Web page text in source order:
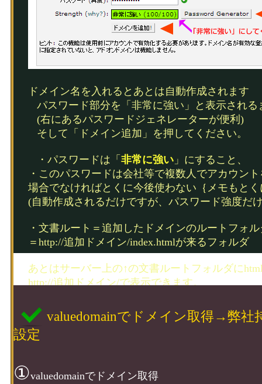
ドメイン名を入れるとあとは自動作成されます
パスワード部分を「非常に強い」と表示される
(右にあるパスワードジェネレーターが便利)
そして「ドメイン追加」を押してください。
・パスワードは「 非常に強い 」にすること、
・このパスワードは会社等で複数人でアカウン
場合でなければとくに今後使わない｛メモもと
(自動作成されるだけですが、パスワード強度だ
・文書ルート＝追加したドメインのルートフォル
＝http://追加ドメイン/index.htmlが来るフォルダ
あとはサーバー上の↑の文書ルートフォルダに
http://追加ドメイン/で表示できます。
お名前.comでドメイン取得→Storage-Serviceでの
valuedomainでドメイン取得→弊社
設定
①valuedomainでドメイン取得